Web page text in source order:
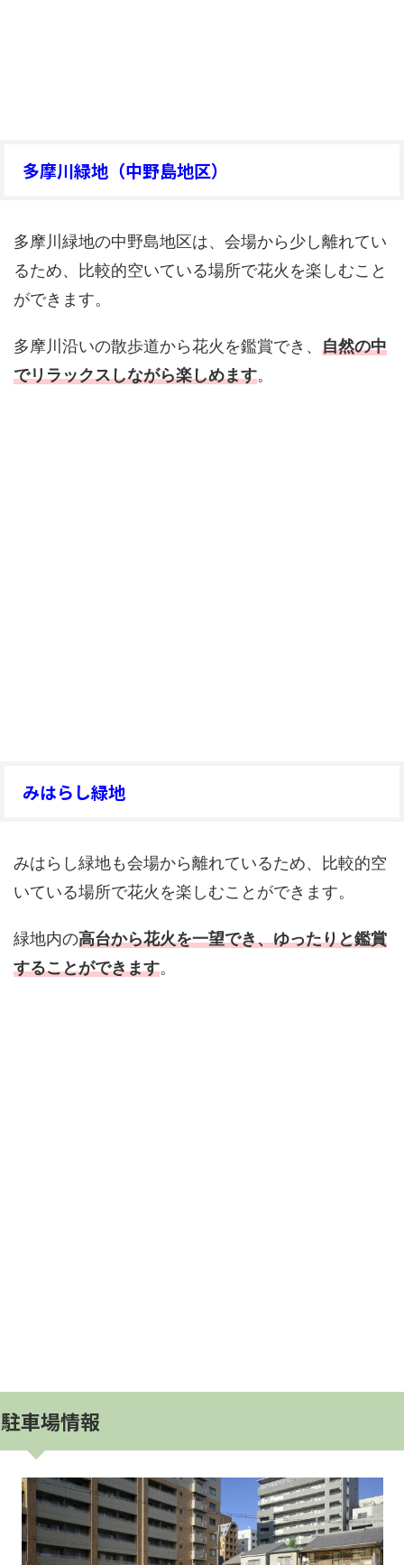
多摩川緑地（中野島地区）
多摩川緑地の中野島地区は、会場から少し離れてい
るため、比較的空いている場所で花火を楽しむこと
ができます。
多摩川沿いの散歩道から花火を鑑賞でき、 自然の中
でリラックスしながら楽しめます。
みはらし緑地
みはらし緑地も会場から離れているため、比較的空
いている場所で花火を楽しむことができます。
緑地内の高台から花火を一望でき、ゆったりと鑑賞
することができます。
駐車場情報